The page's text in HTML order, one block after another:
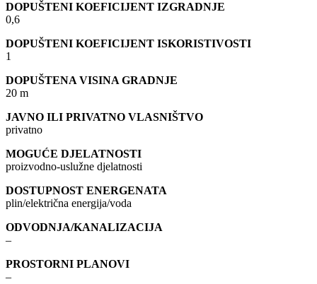
DOPUŠTENI KOEFICIJENT IZGRADNJE
0,6
DOPUŠTENI KOEFICIJENT ISKORISTIVOSTI
1
DOPUŠTENA VISINA GRADNJE
20 m
JAVNO ILI PRIVATNO VLASNIŠTVO
privatno
MOGUĆE DJELATNOSTI
proizvodno-uslužne djelatnosti
DOSTUPNOST ENERGENATA
plin/električna energija/voda
ODVODNJA/KANALIZACIJA
–
PROSTORNI PLANOVI
–